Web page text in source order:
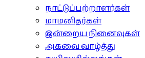
நாட்டுப்பற்றாளர்கள்
மாமனிதர்கள்
இன்றைய நினைவுகள்
அகவை வாழ்த்து